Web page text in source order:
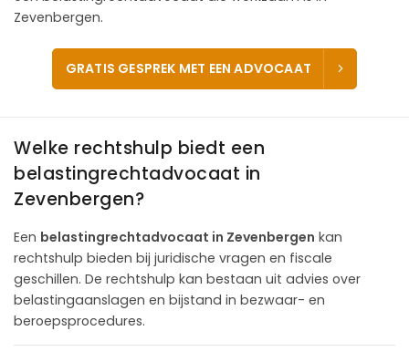
Zevenbergen.
GRATIS GESPREK MET EEN ADVOCAAT
Welke rechtshulp biedt een
belastingrechtadvocaat in
Zevenbergen?
Een belastingrechtadvocaat in Zevenbergen kan
rechtshulp bieden bij juridische vragen en fiscale
geschillen. De rechtshulp kan bestaan uit advies over
belastingaanslagen en bijstand in bezwaar- en
beroepsprocedures.